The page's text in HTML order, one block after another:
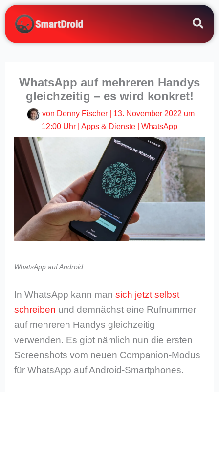
Zum
Inhalt
springen
WhatsApp auf mehreren Handys
gleichzeitig – es wird konkret!
von Denny Fischer
13. November 2022 um
12:00 Uhr
Apps & Dienste WhatsApp
WhatsApp auf Android
In WhatsApp kann mansich jetzt selbst
schreiben und demnächst eine Rufnummer
auf mehreren Handys gleichzeitig
verwenden. Es gibt nämlich nun die ersten
Screenshots vom neuen Companion-Modus
für WhatsApp auf Android-Smartphones.